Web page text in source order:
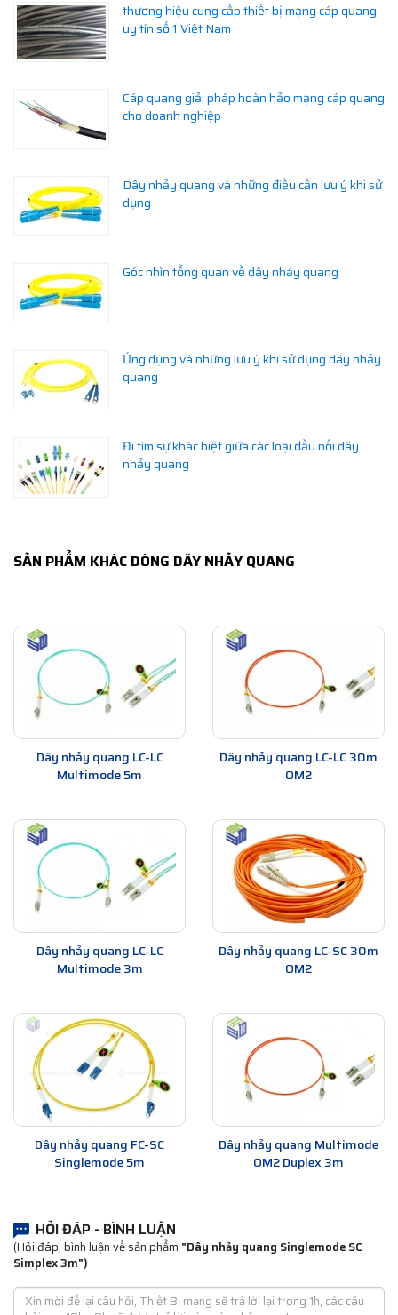
thương hiệu cung cấp thiết bị mạng cáp quang
uy tín số 1 Việt Nam
Cáp quang giải pháp hoàn hảo mạng cáp quang
cho doanh nghiệp
Dây nhảy quang và những điều cần lưu ý khi sử
dụng
Góc nhìn tổng quan về dây nhảy quang
Ứng dụng và những lưu ý khi sử dụng dây nhảy
quang
Đi tìm sự khác biệt giữa các loại đầu nối dây
nhảy quang
SẢN PHẨM KHÁC DÒNG DÂY NHẢY QUANG
Dây nhảy quang LC-LC
Multimode 5m
Dây nhảy quang LC-LC 30m
OM2
Dây nhảy quang LC-LC
Multimode 3m
Dây nhảy quang LC-SC 30m
OM2
Dây nhảy quang FC-SC
Singlemode 5m
Dây nhảy quang Multimode
OM2 Duplex 3m
HỎI ĐÁP - BÌNH LUẬN
(Hỏi đáp, bình luận về sản phẩm "Dây nhảy quang Singlemode SC
Simplex 3m")